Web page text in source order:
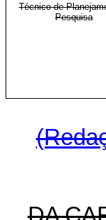
Técnico de
Pesquisa